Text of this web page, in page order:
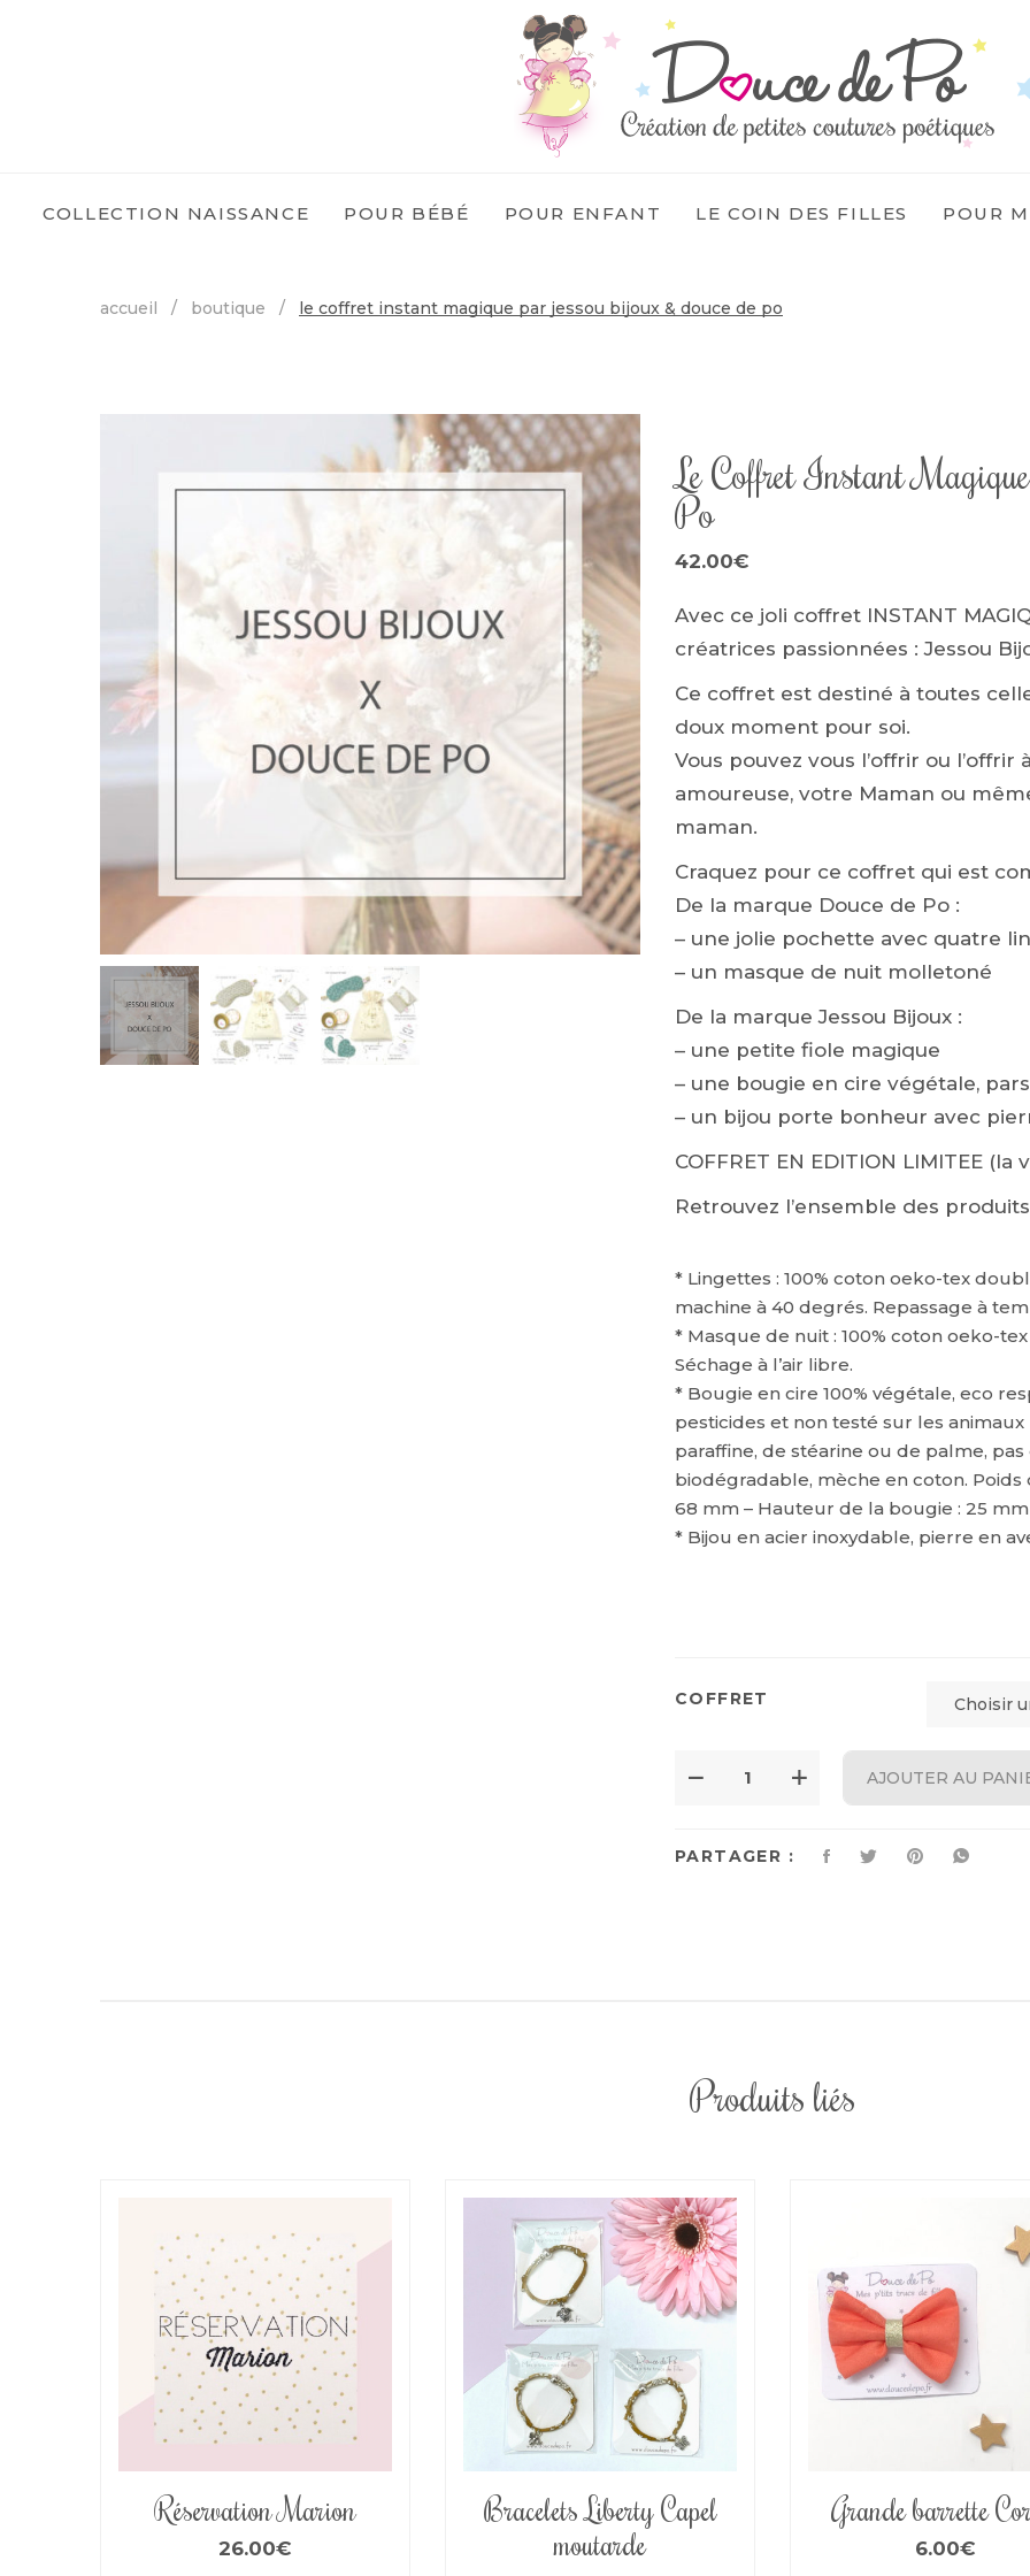
COLLECTION NAISSANCE POUR BÉBÉ POUR ENFANT LE COIN DES FILLES POUR
accueil / boutique / le coffret instant magique par jessou bijoux & douce de po
Le Coffret Instant
Po
42.00€
Avec ce joli coffret INSTANT
créatrices passionnées : Jessou
Ce coffret est destiné à toutes
doux moment pour soi.
Vous pouvez vous l’offrir ou
amoureuse, votre Maman ou
maman.
Craquez pour ce coffret qui est
De la marque Douce de Po :
– une jolie pochette avec quatre
– un masque de nuit molletoné
De la marque Jessou Bijoux :
– une petite fiole magique
– une bougie en cire végétale,
– un bijou porte bonheur avec
COFFRET EN EDITION LIMITEE
Retrouvez l’ensemble des
* Lingettes : 100% coton oeko-tex
machine à 40 degrés. Repassage à
* Masque de nuit : 100% coton oeko-
Séchage à l’air libre.
* Bougie en cire 100% végétale, eco
pesticides et non testé sur les
paraffine, de stéarine ou de palme,
biodégradable, mèche en coton.
68 mm – Hauteur de la bougie : 25
* Bijou en acier inoxydable, pierre en
COFFRET
AJOUTER AU
PARTAGER :
Produits liés
Réservation Marion
26.00€
Bracelets Liberty Capel
moutarde
Grande barrette
6.00€